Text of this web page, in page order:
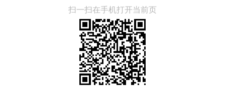
扫一扫在手机打开当前页